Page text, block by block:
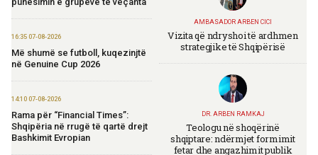
16:35 07-08-2026
Më shumë se futboll, kuqezinjtë
në Genuine Cup 2026
14:10 07-08-2026
Rama për “Financial Times”:
Shqipëria në rrugë të qartë drejt
Bashkimit Evropian
AMBASADOR ARBEN CICI
Vizita që ndryshoi të ardhmen
strategjike të Shqipërisë
DR. ARBEN RAMKAJ
Teologu në shoqërinë
shqiptare: ndërmjet formimit
fetar dhe angazhimit publik